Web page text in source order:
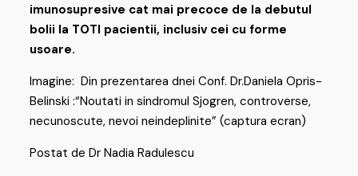
imunosupresive cat mai precoce de la debutul
bolii la TOTI pacientii, inclusiv cei cu forme
usoare.
Imagine: Din prezentarea dnei Conf. Dr.Daniela Opris-
Belinski :“Noutati in sindromul Sjogren, controverse,
necunoscute, nevoi neindeplinite” (captura ecran)
Postat de Dr Nadia Radulescu